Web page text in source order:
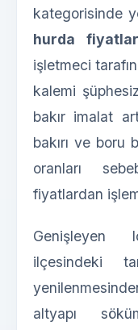
kategorisinde
hurda
işletmeci
kalemi
bakır imalat
bakırı ve boru
oranları
fiyatlardan
Genişleyen
ilçesindeki
altyapı